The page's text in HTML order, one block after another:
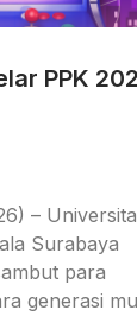
PPK
–
Surabaya
para
generasi